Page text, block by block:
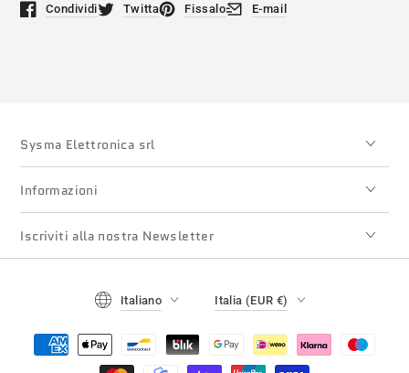
Condividi
Si apre in una nuova finestra.
Twitta
Si apre in una nuova finestra.
Fissalo
Si apre in una nuova finestra.
E-mail
Si apre in una nuova
Sysma Elettronica srl
Informazioni
Iscriviti alla nostra Newsletter
Lingua
Italiano Italia (EUR €)
Modalità